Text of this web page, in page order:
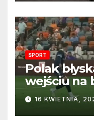
SPORT
Polak
wejściu na
2216 KWIETNIA,